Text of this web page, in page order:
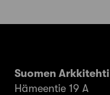
Suomen
Hämeentie 19 A